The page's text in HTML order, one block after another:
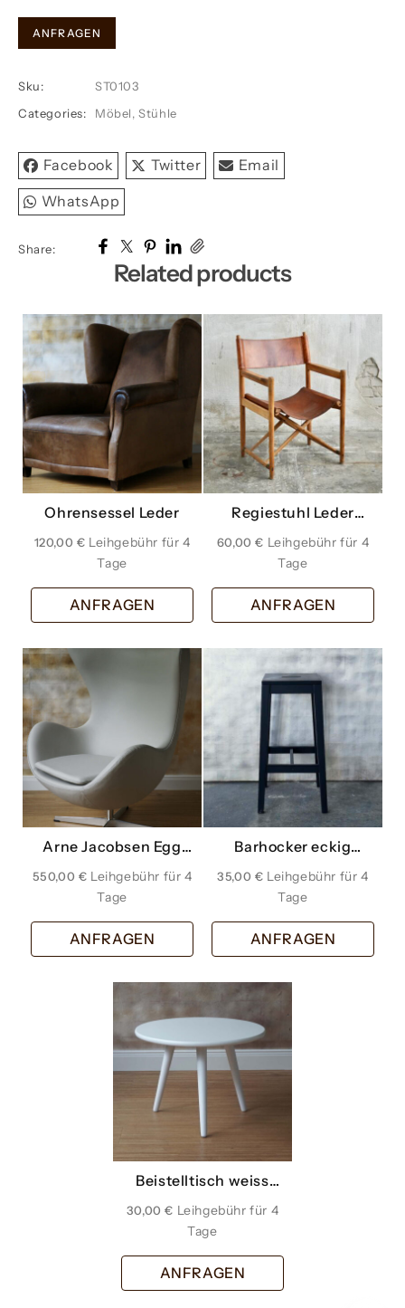
Tubmenager
S.A.Ranger
rot
Chrom
ANFRAGEN
Sku:
ST0103
Categories:
Möbel,Stühle
Facebook Twitter
Email
WhatsApp
Share:
Related products
Ohrensessel Leder
120,00 €
ANFRAGEN
Regiestuhl Leder
60,00€
ANFRAGEN
Arne Jacobsen Egg
550,00 €
ANFRAGEN
Barhocker eckig
35,00 €
ANFRAGEN
Beistelltisch weiss
30,00€
ANFRAGEN